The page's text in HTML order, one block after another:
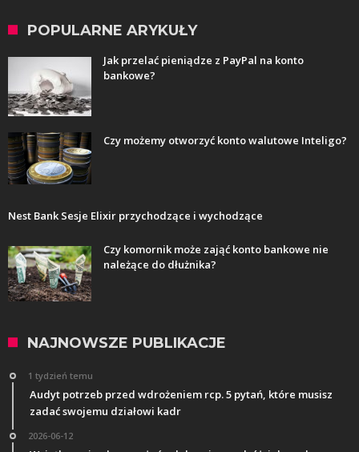
POPULARNE ARYKUŁY
Jak przelać pieniądze z PayPal na konto
bankowe?
Czy możemy otworzyć konto walutowe Inteligo?
Nest Bank Sesje Elixir przychodzące i wychodzące
Czy komornik może zająć konto bankowe nie
należące do dłużnika?
NAJNOWSZE PUBLIKACJE
1 tydzień temu
Audyt potrzeb przed wdrożeniem rcp. 5 pytań, które musisz
zadać swojemu działowi kadr
2026-06-12